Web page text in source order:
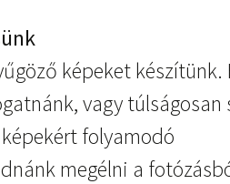
képeket készítünk.
vagy túlságosan
folyamodó
megélni a